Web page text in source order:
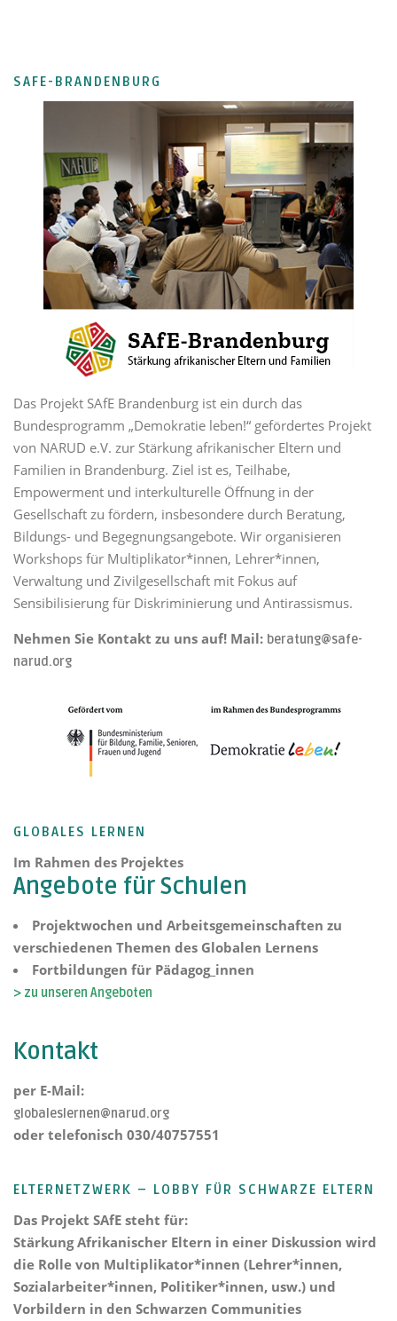
SAFE-BRANDENBURG
Das Projekt SAfE Brandenburg ist ein durch das
Bundesprogramm „Demokratie leben!“ gefördertes Projekt
von NARUD e.V. zur Stärkung afrikanischer Eltern und
Familien in Brandenburg. Ziel ist es, Teilhabe,
Empowerment und interkulturelle Öffnung in der
Gesellschaft zu fördern, insbesondere durch Beratung,
Bildungs- und Begegnungsangebote. Wir organisieren
Workshops für Multiplikator*innen, Lehrer*innen,
Verwaltung und Zivilgesellschaft mit Fokus auf
Sensibilisierung für Diskriminierung und Antirassismus.
Nehmen Sie Kontakt zu uns auf! Mail: beratung@safe-
narud.org
GLOBALES LERNEN
Im Rahmen des Projektes
Angebote für Schulen
Projektwochen und Arbeitsgemeinschaften zu
verschiedenen Themen des Globalen Lernens
Fortbildungen für Pädagog_innen
> zu unseren Angeboten
Kontakt
per E-Mail:
globaleslernen@narud.org
oder telefonisch 030/40757551
ELTERNETZWERK – LOBBY FÜR SCHWARZE ELTERN
Das Projekt SAfE steht für:
Stärkung Afrikanischer Eltern in einer Diskussion wird
die Rolle von Multiplikator*innen (Lehrer*innen,
Sozialarbeiter*innen, Politiker*innen, usw.) und
Vorbildern in den Schwarzen Communities